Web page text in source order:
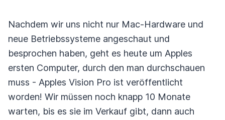
Nachdem wir uns nicht nur Mac-Hardware und
neue Betriebssysteme angeschaut und
besprochen haben, geht es heute um Apples
ersten Computer, durch den man durchschauen
muss - Apples Vision Pro ist veröffentlicht
worden! Wir müssen noch knapp 10 Monate
warten, bis es sie im Verkauf gibt, dann auch